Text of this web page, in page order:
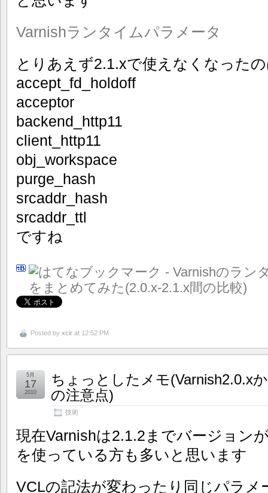
Varnishランタイムパラメータ
とりあえず2.1.xで使えなくなった
accept_fd_holdoff
acceptor
backend_http11
client_http11
obj_workspace
purge_hash
srcaddr_hash
srcaddr_ttl
ですね
Posted by xcir at 12:52 PM
ちょっとしたメモ(Varnish2.0.x
の注意点)
技術
5月
17
2010
現在Varnishは2.1.2までバージョン
を使っている方も多いと思います
VCLの記法が変わったり同じパラメ